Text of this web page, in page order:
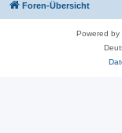
Foren-Übersicht
Powered by